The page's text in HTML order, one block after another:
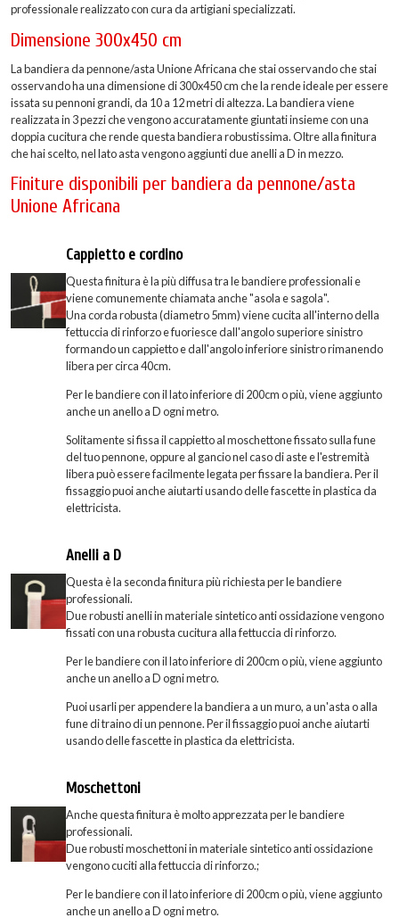
professionale realizzato con cura da artigiani specializzati.
Dimensione 300x450 cm
La bandiera da pennone/asta Unione Africana che stai osservando che stai
osservando ha una dimensione di 300x450 cm che la rende ideale per essere
issata su pennoni grandi, da 10 a 12 metri di altezza. La bandiera viene
realizzata in 3 pezzi che vengono accuratamente giuntati insieme con una
doppia cucitura che rende questa bandiera robustissima. Oltre alla finitura
che hai scelto, nel lato asta vengono aggiunti due anelli a D in mezzo.
Finiture disponibili per bandiera da pennone/asta
Unione Africana
Cappietto e cordino
Questa finitura è la più diffusa tra le bandiere professionali e
viene comunemente chiamata anche "asola e sagola".
Una corda robusta (diametro 5mm) viene cucita all'interno della
fettuccia di rinforzo e fuoriesce dall'angolo superiore sinistro
formando un cappietto e dall'angolo inferiore sinistro rimanendo
libera per circa 40cm.
Per le bandiere con il lato inferiore di 200cm o più, viene aggiunto
anche un anello a D ogni metro.
Solitamente si fissa il cappietto al moschettone fissato sulla fune
del tuo pennone, oppure al gancio nel caso di aste e l'estremità
libera può essere facilmente legata per fissare la bandiera. Per il
fissaggio puoi anche aiutarti usando delle fascette in plastica da
elettricista.
Anelli a D
Questa è la seconda finitura più richiesta per le bandiere
professionali.
Due robusti anelli in materiale sintetico anti ossidazione vengono
fissati con una robusta cucitura alla fettuccia di rinforzo.
Per le bandiere con il lato inferiore di 200cm o più, viene aggiunto
anche un anello a D ogni metro.
Puoi usarli per appendere la bandiera a un muro, a un'asta o alla
fune di traino di un pennone. Per il fissaggio puoi anche aiutarti
usando delle fascette in plastica da elettricista.
Moschettoni
Anche questa finitura è molto apprezzata per le bandiere
professionali.
Due robusti moschettoni in materiale sintetico anti ossidazione
vengono cuciti alla fettuccia di rinforzo.;
Per le bandiere con il lato inferiore di 200cm o più, viene aggiunto
anche un anello a D ogni metro.